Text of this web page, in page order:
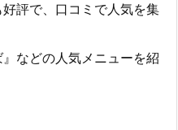
評で、口コミで人気を集
などの人気メニューを紹